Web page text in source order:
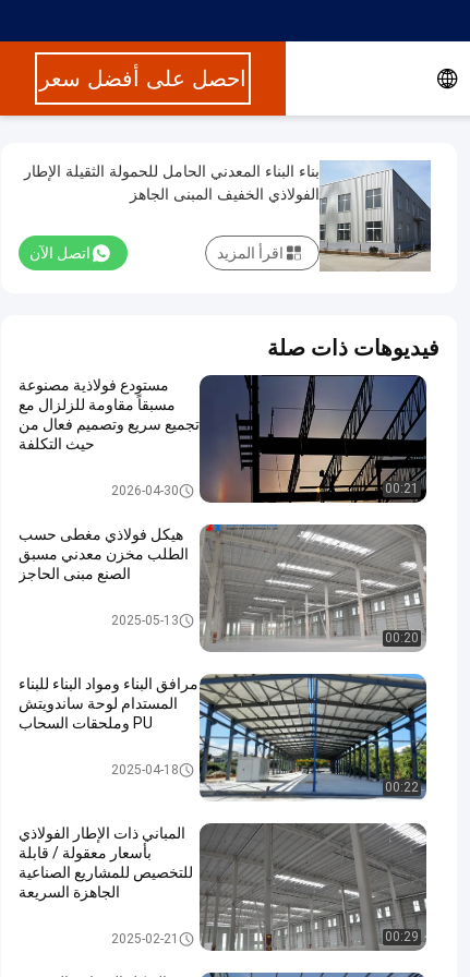
احصل على أفضل سعر
بناء البناء المعدني الحامل للحمولة الثقيلة الإطار
الفولاذي الخفيف المبنى الجاهز
اتصل الآن اقرأ المزيد
فيديوهات ذات صلة
00:21
مستودع فولاذية مصنوعة
مسبقاً مقاومة للزلزال مع
تجميع سريع وتصميم فعال من
حيث التكلفة
2026-04-30
00:20
هيكل فولاذي مغطى حسب
الطلب مخزن معدني مسبق
الصنع مبنى الحاجز
2025-05-13
00:22
مرافق البناء ومواد البناء للبناء
المستدام لوحة ساندويتش
PU وملحقات السحاب
بناء الهياكل الفولاذية2025-04-18
00:29
المباني ذات الإطار الفولاذي
بأسعار معقولة / قابلة
للتخصيص للمشاريع الصناعية
الجاهزة السريعة
2025-02-21